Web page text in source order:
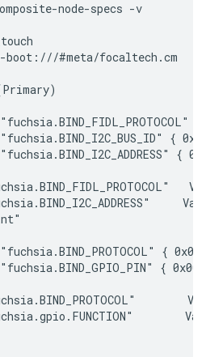
node-specs -v
#meta/focaltech.cm
{
{
{
{
{